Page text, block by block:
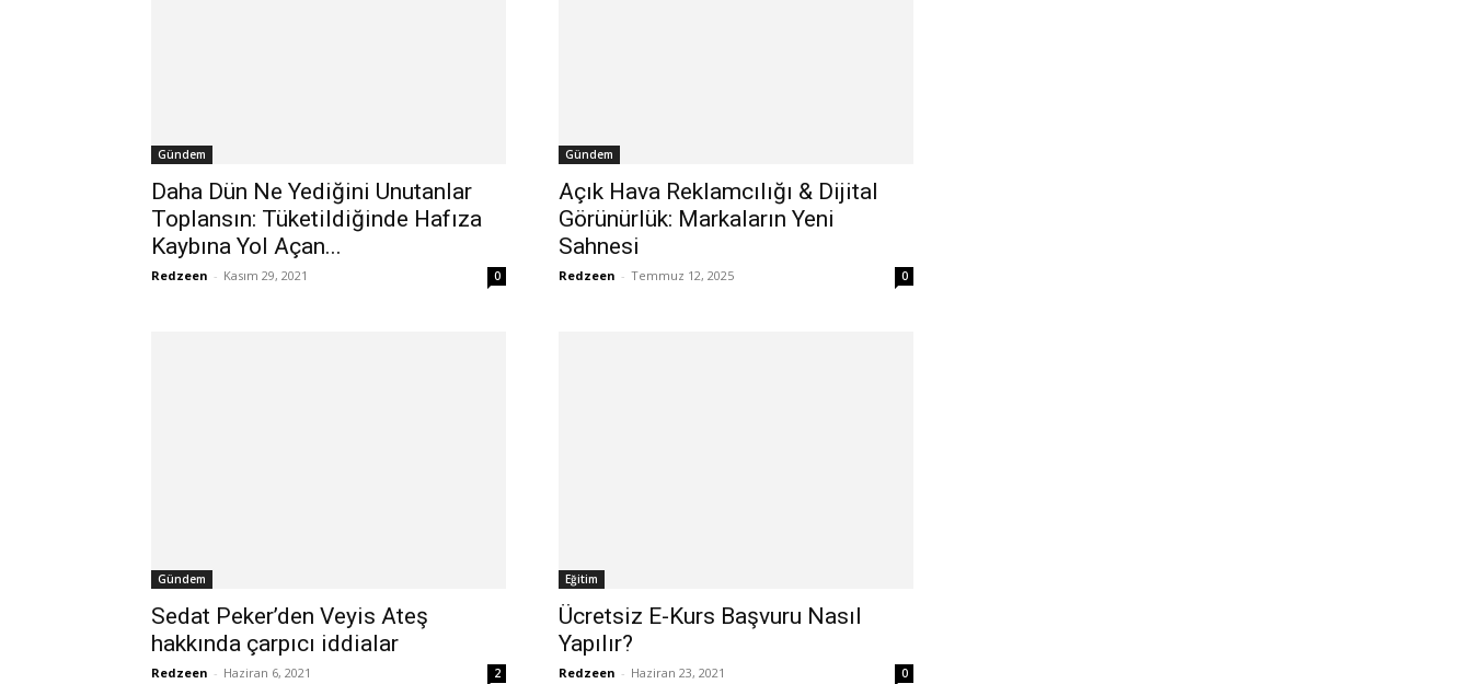
Gündem
Daha Dün Ne Yediğini Unutanlar
Toplansın: Tüketildiğinde Hafıza
Kaybına Yol Açan...
Redzeen - Kasım 29, 2021 0
Gündem
Açık Hava Reklamcılığı & Dijital
Görünürlük: Markaların Yeni
Sahnesi
Redzeen - Temmuz 12, 2025 0
Gündem
Sedat Peker’den Veyis Ateş
hakkında çarpıcı iddialar
Redzeen - Haziran 6, 2021 2
Eğitim
Ücretsiz E-Kurs Başvuru Nasıl
Yapılır?
Redzeen - Haziran 23, 2021 0